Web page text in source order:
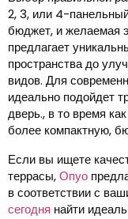
2, 3, или 4-
бюджет, и желаемая
предлагает
пространства до
видов. Для
идеально подойдет
дверь., в то время
более компактную,
Если вы ищете
террасы,Опуо
в соответствии с
сегодня найти